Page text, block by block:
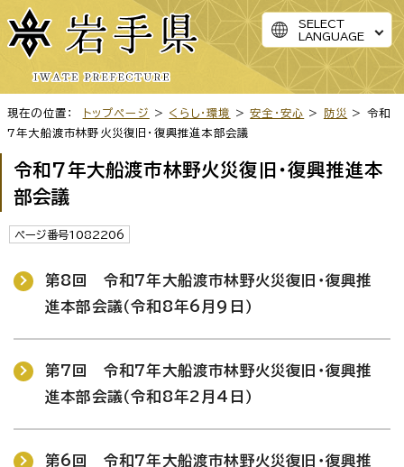
SELECT
LANGUAGE
現在の位置： トップページ > くらし・環境 >安全・安心 > 防災 > 令和
7年大船渡市林野火災復旧・復興推進本部会議
令和7年大船渡市林野火災復旧・復興推進本
部会議
ページ番号1082206
第8回 令和7年大船渡市林野火災復旧・復興推
進本部会議（令和8年6月9日）
第7回 令和7年大船渡市林野火災復旧・復興推
進本部会議（令和8年2月4日）
第6回 令和7年大船渡市林野火災復旧・復興推